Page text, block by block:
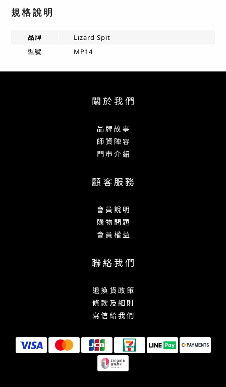
規格說明
品牌
Lizard Spit
型號
MP14
關 於 我 們
品 牌 故 事
師 資 陣 容
門 市 介 紹
顧 客 服 務
會 員 說 明
購 物 問 題
會 員 權 益
聯 絡 我 們
退 換 貨 政 策
條 款 及 細 則
寫 信 給 我 們